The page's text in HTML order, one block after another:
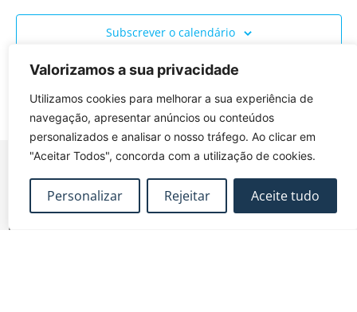
Valorizamos a sua privacidade
Utilizamos cookies para melhorar a sua experiência de
navegação, apresentar anúncios ou conteúdos
personalizados e analisar o nosso tráfego. Ao clicar em
"Aceitar Todos", concorda com a utilização de cookies.
Personalizar Rejeitar Aceite tudo
Subscrever o calendário
FUNDEC – Associação para a Formação e o